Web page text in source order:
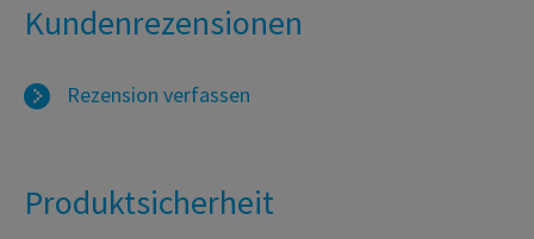
Kundenrezensionen
Rezension verfassen
Produktsicherheit